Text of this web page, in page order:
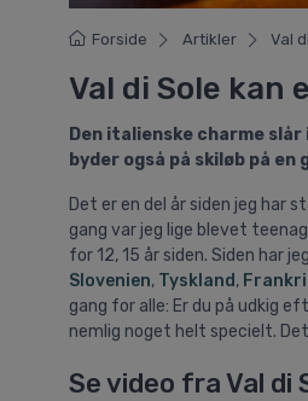
Forside Artikler Val
Val di Sole kan
Den italienske charme
byder også på skiløb på
Det er en del år siden jeg har
gang var jeg lige blevet
for 12, 15 år siden. Siden har
Slovenien, Tyskland ,
gang for alle: Er du på udkig
nemlig noget helt specielt.
Se video fra Val di